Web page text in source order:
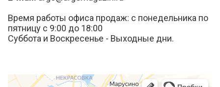
Время работы офиса продаж: с понедельника по
пятницу с 9:00 до 18:00
Суббота и Воскресенье - Выходные дни.